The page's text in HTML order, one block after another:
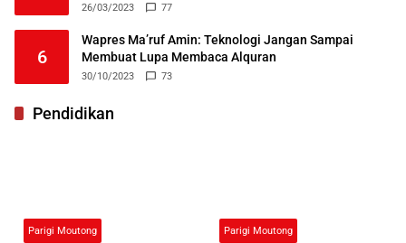
26/03/2023 77
6
Wapres Ma’ruf Amin: Teknologi Jangan Sampai
Membuat Lupa Membaca Alquran
30/10/2023 73
Pendidikan
Parigi Moutong Parigi Moutong